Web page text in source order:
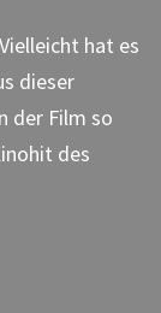
hat es
dieser
der Film so
des